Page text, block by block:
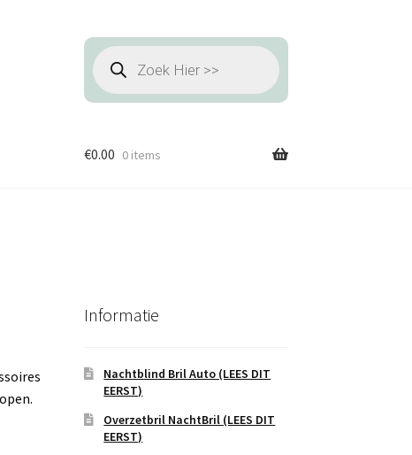
Producten
zoeken
€0.00 0 items
Informatie
Nachtblind Bril Auto (LEES DIT
EERST)
Overzetbril NachtBril (LEES DIT
EERST)